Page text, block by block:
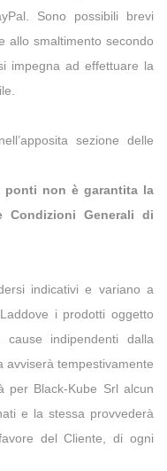
Sono possibili brevi
allo smaltimento secondo
impegna ad effettuare la
sezione delle
ponti non è garantita la
Condizioni Generali di
indicativi e variano a
i prodotti oggetto
cause indipendenti dalla
avviserà tempestivamente
per Black-Kube Srl alcun
e la stessa provvederà
del Cliente, di ogni